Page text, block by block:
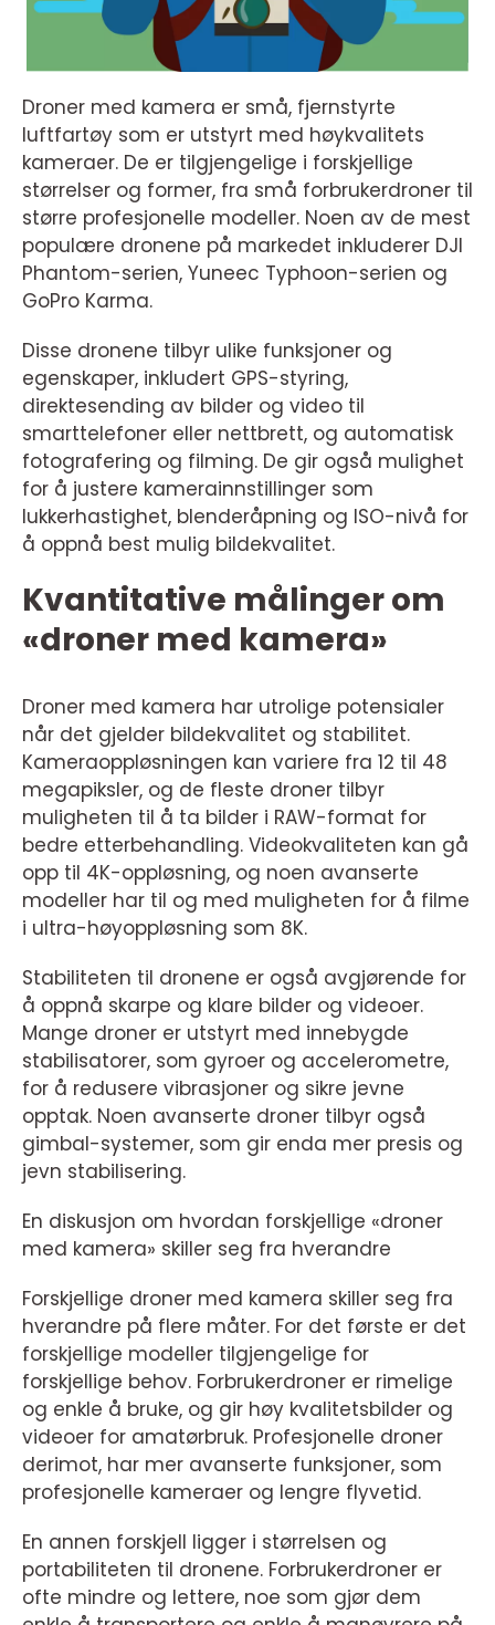
Droner med kamera er små, fjernstyrte
luftfartøy som er utstyrt med høykvalitets
kameraer. De er tilgjengelige i forskjellige
størrelser og former, fra små forbrukerdroner til
større profesjonelle modeller. Noen av de mest
populære dronene på markedet inkluderer DJI
Phantom-serien, Yuneec Typhoon-serien og
GoPro Karma.
Disse dronene tilbyr ulike funksjoner og
egenskaper, inkludert GPS-styring,
direktesending av bilder og video til
smarttelefoner eller nettbrett, og automatisk
fotografering og filming. De gir også mulighet
for å justere kamerainnstillinger som
lukkerhastighet, blenderåpning og ISO-nivå for
å oppnå best mulig bildekvalitet.
Kvantitative målinger om
«droner med kamera»
Droner med kamera har utrolige potensialer
når det gjelder bildekvalitet og stabilitet.
Kameraoppløsningen kan variere fra 12 til 48
megapiksler, og de fleste droner tilbyr
muligheten til å ta bilder i RAW-format for
bedre etterbehandling. Videokvaliteten kan gå
opp til 4K-oppløsning, og noen avanserte
modeller har til og med muligheten for å filme
i ultra-høyoppløsning som 8K.
Stabiliteten til dronene er også avgjørende for
å oppnå skarpe og klare bilder og videoer.
Mange droner er utstyrt med innebygde
stabilisatorer, som gyroer og accelerometre,
for å redusere vibrasjoner og sikre jevne
opptak. Noen avanserte droner tilbyr også
gimbal-systemer, som gir enda mer presis og
jevn stabilisering.
En diskusjon om hvordan forskjellige «droner
med kamera» skiller seg fra hverandre
Forskjellige droner med kamera skiller seg fra
hverandre på flere måter. For det første er det
forskjellige modeller tilgjengelige for
forskjellige behov. Forbrukerdroner er rimelige
og enkle å bruke, og gir høy kvalitetsbilder og
videoer for amatørbruk. Profesjonelle droner
derimot, har mer avanserte funksjoner, som
profesjonelle kameraer og lengre flyvetid.
En annen forskjell ligger i størrelsen og
portabiliteten til dronene. Forbrukerdroner er
ofte mindre og lettere, noe som gjør dem